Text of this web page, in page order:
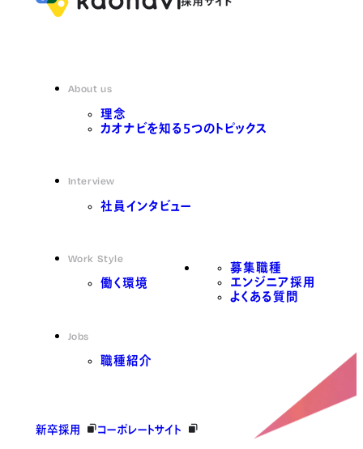
About us
理念
カオナビを知る5つのトピックス
Interview
社員インタビュー
Work Style
働く環境
Jobs
職種紹介
募集職種
エンジニア採用
よくある質問
新卒採用 コーポレートサイト